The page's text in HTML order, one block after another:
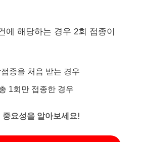
에 해당하는 경우 2회 접종이
종을 처음 받는 경우
1회만 접종한 경우
중요성을 알아보세요!